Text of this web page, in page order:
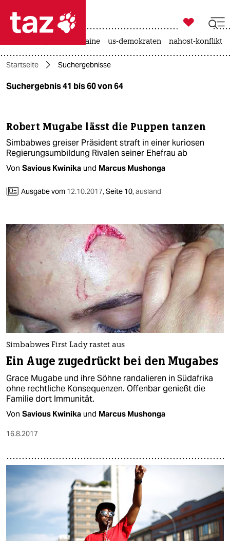
 taz zahl ich
taz zahl ich
themen
öko
gesellschaft
kultur
berlin
nord
wahrheit
verlag
verlag
veranstaltungen
shop
fragen & hilfe
unterstützen
epaper login

taz zahl ich
krieg in der ukraine us-demokraten nahost-konflikt
Startseite Suchergebnisse
Suchergebnis 41 bis 60 von 64
Robert Mugabe lässt die Puppen tanzen
Simbabwes greiser Präsident straft in einer kuriosen
Regierungsumbildung Rivalen seiner Ehefrau ab
Von Savious Kwinika und Marcus Mushonga
Ausgabe vom 12.10.2017,Seite 10,ausland
Simbabwes First Lady rastet aus
Ein Auge zugedrückt bei den Mugabes
Grace Mugabe und ihre Söhne randalieren in Südafrika
ohne rechtliche Konsequenzen. Offenbar genießt die
Familie dort Immunität.
Von Savious Kwinika und Marcus Mushonga
16.8.2017